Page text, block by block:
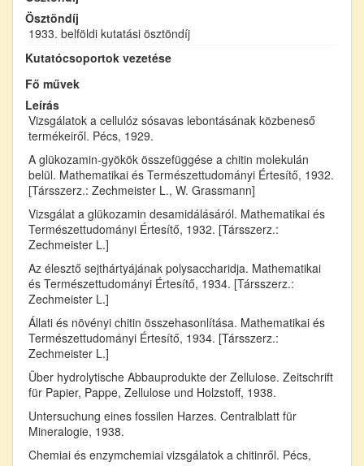
Ösztöndíj
1933. belföldi kutatási ösztöndíj
Kutatócsoportok vezetése
Fő művek
Leírás
Vizsgálatok a cellulóz sósavas lebontásának közbeneső
termékeiről. Pécs, 1929.
A glükozamin-gyökök összefüggése a chitin molekulán
belül. Mathematikai és Természettudományi Értesítő, 1932.
[Társszerz.: Zechmeister L., W. Grassmann]
Vizsgálat a glükozamin desamidálásáról. Mathematikai és
Természettudományi Értesítő, 1932. [Társszerz.:
Zechmeister L.]
Az élesztő sejthártyájának polysaccharidja. Mathematikai
és Természettudományi Értesítő, 1934. [Társszerz.:
Zechmeister L.]
Állati és növényi chitin összehasonlítása. Mathematikai és
Természettudományi Értesítő, 1934. [Társszerz.:
Zechmeister L.]
Über hydrolytische Abbauprodukte der Zellulose. Zeitschrift
für Papier, Pappe, Zellulose und Holzstoff, 1938.
Untersuchung eines fossilen Harzes. Centralblatt für
Mineralogie, 1938.
Chemiai és enzymchemiai vizsgálatok a chitinről. Pécs,